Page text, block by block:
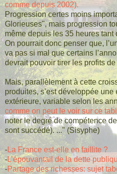
comme depuis 2002).
Progression certes moins
Glorieuses", mais progression
même depuis les 35 heures tant
On pourrait donc penser que,
va pas si mal que certains
devrait pouvoir tirer les profits
Mais, parallèlement à cette
produites, s’est développée
extérieure, variable selon les
comme on peut le voir sur ce
noter le degré de compétence
sont succédé). ..." (Sisyphe)
-La France est-elle en faillite ?
-L’épouvantail de la dette
-Partage des richesses: sujet